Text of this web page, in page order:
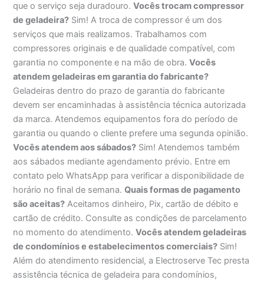
que o serviço seja duradouro.Vocês trocam compressor
de geladeira? Sim! A troca de compressor é um dos
serviços que mais realizamos. Trabalhamos com
compressores originais e de qualidade compatível, com
garantia no componente e na mão de obra.Vocês
atendem geladeiras em garantia do fabricante?
Geladeiras dentro do prazo de garantia do fabricante
devem ser encaminhadas à assistência técnica autorizada
da marca. Atendemos equipamentos fora do período de
garantia ou quando o cliente prefere uma segunda opinião.
Vocês atendem aos sábados? Sim! Atendemos também
aos sábados mediante agendamento prévio. Entre em
contato pelo WhatsApp para verificar a disponibilidade de
horário no final de semana.Quais formas de pagamento
são aceitas? Aceitamos dinheiro, Pix, cartão de débito e
cartão de crédito. Consulte as condições de parcelamento
no momento do atendimento.Vocês atendem geladeiras
de condomínios e estabelecimentos comerciais? Sim!
Além do atendimento residencial, a Electroserve Tec presta
assistência técnica de geladeira para condomínios,